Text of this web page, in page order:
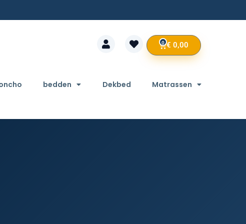
€ 0,00
0
bedden Dekbed Matrassen